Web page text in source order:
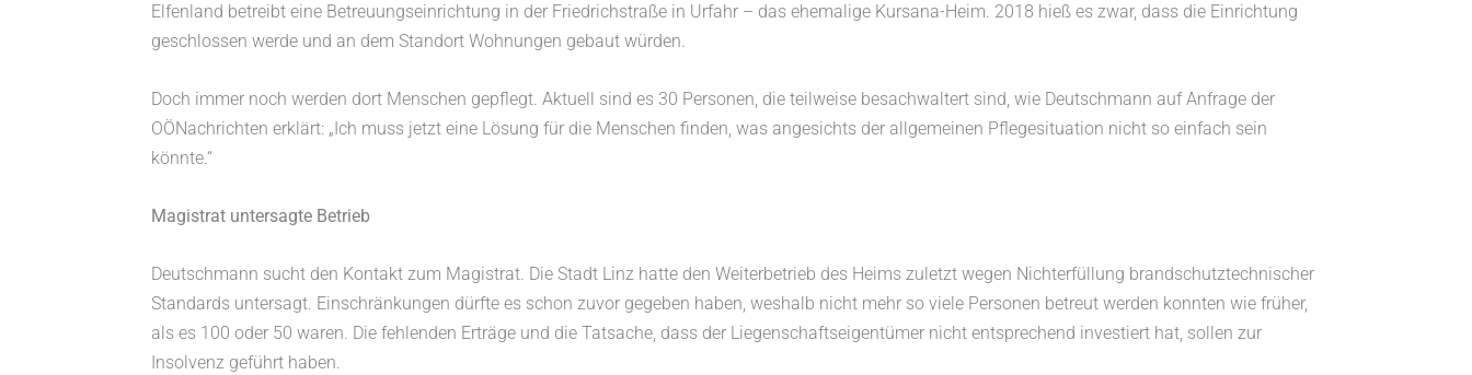
Elfenland betreibt eine Betreuungseinrichtung in der Friedrichstraße in Urfahr – das ehemalige Kursana-Heim. 2018 hieß es zwar, dass die Einrichtung
geschlossen werde und an dem Standort Wohnungen gebaut würden.
Doch immer noch werden dort Menschen gepflegt. Aktuell sind es 30 Personen, die teilweise besachwaltert sind, wie Deutschmann auf Anfrage der
OÖNachrichten erklärt: „Ich muss jetzt eine Lösung für die Menschen finden, was angesichts der allgemeinen Pflegesituation nicht so einfach sein
könnte.“
Magistrat untersagte Betrieb
Deutschmann sucht den Kontakt zum Magistrat. Die Stadt Linz hatte den Weiterbetrieb des Heims zuletzt wegen Nichterfüllung brandschutztechnischer
Standards untersagt. Einschränkungen dürfte es schon zuvor gegeben haben, weshalb nicht mehr so viele Personen betreut werden konnten wie früher,
als es 100 oder 50 waren. Die fehlenden Erträge und die Tatsache, dass der Liegenschaftseigentümer nicht entsprechend investiert hat, sollen zur
Insolvenz geführt haben.